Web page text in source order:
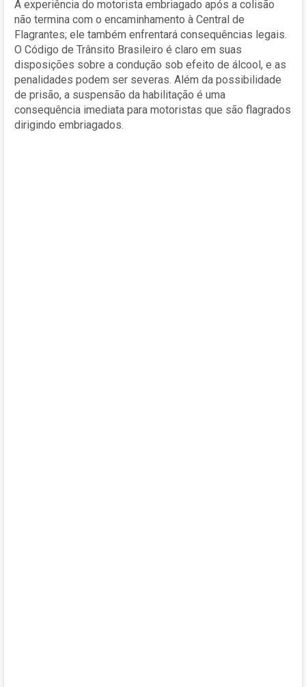
A experiência do motorista embriagado após a colisão
não termina com o encaminhamento à Central de
Flagrantes; ele também enfrentará consequências legais.
O Código de Trânsito Brasileiro é claro em suas
disposições sobre a condução sob efeito de álcool, e as
penalidades podem ser severas. Além da possibilidade
de prisão, a suspensão da habilitação é uma
consequência imediata para motoristas que são flagrados
dirigindo embriagados.